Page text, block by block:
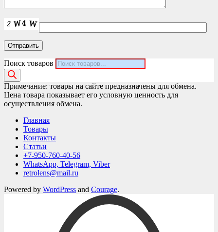
Поиск товаров
Примечание: товары на сайте предназначены для обмена.
Цена товара показывает его условную ценность для
осуществления обмена.
Главная
Товары
Контакты
Статьи
+7-950-760-40-56
WhatsApp, Telegram, Viber
retrolens@mail.ru
Powered by WordPress and Courage.